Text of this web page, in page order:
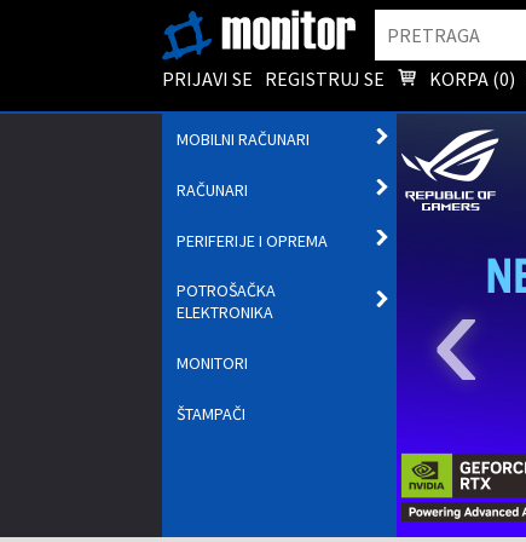
PRIJAVI SE REGISTRUJ SE KORPA (0)
MOBILNI RAČUNARI
PODMENI
RAČUNARI
OTVORI
PODMENI
PERIFERIJE I OPREMA
POTROŠAČKA
ELEKTRONIKA
MONITORI
ŠTAMPAČI ‹